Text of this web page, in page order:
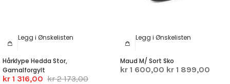
Legg i Ønskelisten
Hårklype Hedda Stor,
Gamalforgylt
kr 1 316,00 kr 2 173,00
Legg i Ønskelisten
Maud M/ Sort Sko
kr 1 600,00 kr 1 899,00